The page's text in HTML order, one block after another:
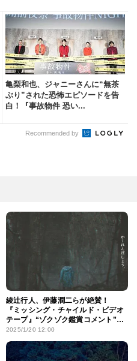
亀梨和也、ジャニーさんに“無茶
ぶり”された恐怖エピソードを告
白！『事故物件 恐い...
Recommended by
綾辻行人、伊藤潤二らが絶賛！
『ミッシング・チャイルド・ビデオ
テープ』“ゾクゾク鑑賞コメント”到
着
2025/1/20 12:00